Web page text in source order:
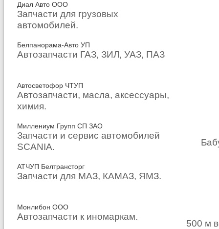
Диал Авто ООО
Запчасти для грузовых
автомобилей.
Белпанорама-Авто УП
Автозапчасти ГАЗ, ЗИЛ, УАЗ, ПАЗ
Автосветофор ЧТУП
Автозапчасти, масла, аксессуары,
химия.
Миллениум Групп СП ЗАО
Запчасти и сервис автомобилей
SCANIA.
АТЧУП Белтрансторг
Запчасти для МАЗ, КАМАЗ, ЯМЗ.
Монлибон ООО
Автозапчасти к иномаркам.
500 м